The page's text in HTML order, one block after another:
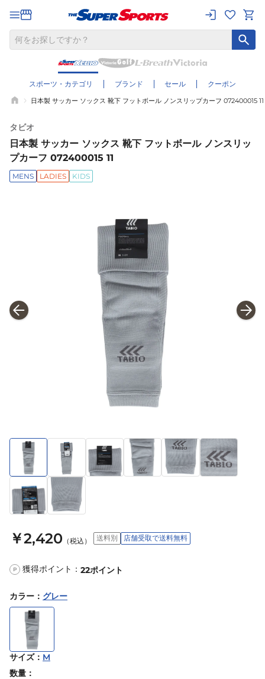
スポーツ・カテゴリ ブランド セール クーポン
日本製 サッカー ソックス 靴下 フットボール ノンスリップカーフ 072400015 11
タビオ
日本製 サッカー ソックス 靴下 フットボール ノンスリッ
プカーフ 072400015 11
MENS LADIES KIDS
￥2,420 （税込） 送料別 店舗受取で送料無料
P 獲得ポイント： 22ポイント
カラー ： グレー
サイズ： M
数量：